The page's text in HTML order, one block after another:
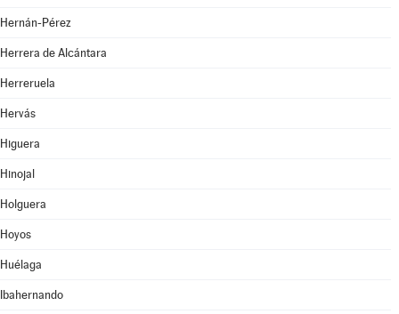
Hernán-Pérez
Herrera de Alcántara
Herreruela
Hervás
Higuera
Hinojal
Holguera
Hoyos
Huélaga
Ibahernando